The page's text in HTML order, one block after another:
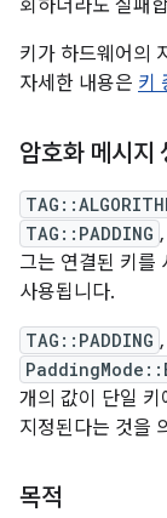
회하더라도 실패
키가 하드웨어의
자세한 내용은 키
암호화 메시지
TAG::PADDING ,
그는 연결된 키를
사용됩니다.
TAG::PADDING ,
개의 값이 단일 키
지정된다는 것을
목적